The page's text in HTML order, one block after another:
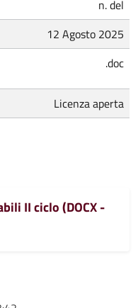
n. del
12 Agosto 2025
.doc
Licenza aperta
II ciclo (DOCX -